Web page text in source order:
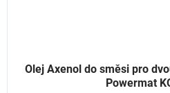
Olej Axenol do směsi pro
Powermat